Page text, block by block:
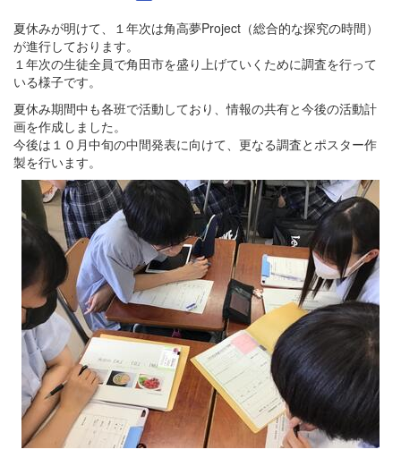
夏休みが明けて、１年次は角高夢Project（総合的な探究の時間）
が進行しております。
１年次の生徒全員で角田市を盛り上げていくために調査を行って
いる様子です。
夏休み期間中も各班で活動しており、情報の共有と今後の活動計
画を作成しました。
今後は１０月中旬の中間発表に向けて、更なる調査とポスター作
製を行います。